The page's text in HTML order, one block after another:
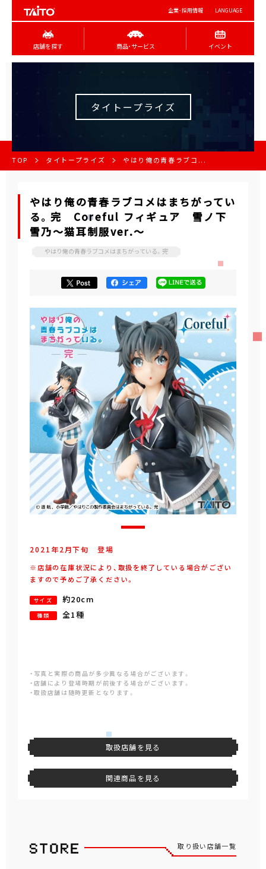
企業･採用情報 LANGUAGE
店舗を探す 商品･サービス イベント
タイトープライズ
TOP タイトープライズ やはり俺の青春ラブコ...
やはり俺の青春ラブコメはまちがってい
る。完 Coreful フィギュア 雪ノ下
雪乃～猫耳制服ver.～
やはり俺の青春ラブコメはまちがっている。完
2021年2月下旬 登場
※店舗の在庫状況により、取扱を終了している場合がござい
ますので予めご了承ください。
サイズ 約20cm
種類 全1種
・写真と実際の商品が多少異なる場合がございます。
・店舗により登場時期が前後する場合がございます。
・取扱店舗は随時更新となります。
取扱店舗を見る
関連商品を見る
取り扱い店舗一覧